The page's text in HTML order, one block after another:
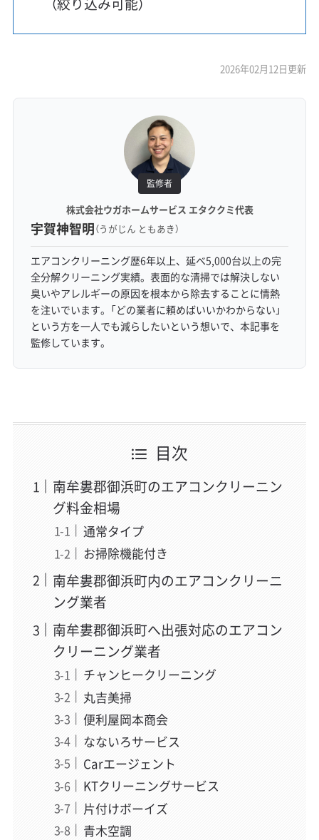
2026年02月12日更新
監修者
株式会社ウガホームサービス エタククミ代表
宇賀神智明（うがじん ともあき）
エアコンクリーニング歴6年以上、延べ5,000台以上の完
全分解クリーニング実績。表面的な清掃では解決しない
臭いやアレルギーの原因を根本から除去することに情熱
を注いでいます。「どの業者に頼めばいいかわからない」
という方を一人でも減らしたいという想いで、本記事を
監修しています。
目次
南牟婁郡御浜町のエアコンクリーニン
グ料金相場
通常タイプ
お掃除機能付き
南牟婁郡御浜町内のエアコンクリーニ
ング業者
南牟婁郡御浜町へ出張対応のエアコン
クリーニング業者
チャンヒークリーニング
丸吉美掃
便利屋岡本商会
なないろサービス
Carエージェント
KTクリーニングサービス
片付けボーイズ
青木空調